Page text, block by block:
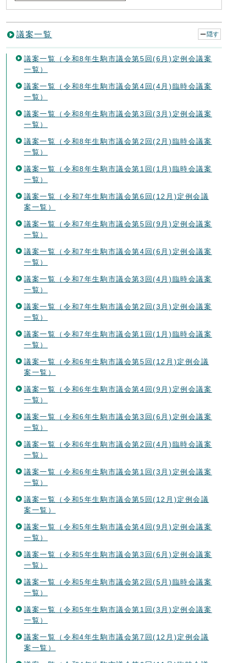
議案一覧 隠す
議案一覧（令和8年生駒市議会第5回(6月)定例会議案
一覧）
議案一覧（令和8年生駒市議会第4回(4月)臨時会議案
一覧）
議案一覧（令和8年生駒市議会第3回(3月)定例会議案
一覧）
議案一覧（令和8年生駒市議会第2回(2月)臨時会議案
一覧）
議案一覧（令和8年生駒市議会第1回(1月)臨時会議案
一覧）
議案一覧（令和7年生駒市議会第6回(12月)定例会議
案一覧）
議案一覧（令和7年生駒市議会第5回(9月)定例会議案
一覧）
議案一覧（令和7年生駒市議会第4回(6月)定例会議案
一覧）
議案一覧（令和7年生駒市議会第3回(4月)臨時会議案
一覧）
議案一覧（令和7年生駒市議会第2回(3月)定例会議案
一覧）
議案一覧（令和7年生駒市議会第1回(1月)臨時会議案
一覧）
議案一覧（令和6年生駒市議会第5回(12月)定例会議
案一覧）
議案一覧（令和6年生駒市議会第4回(9月)定例会議案
一覧）
議案一覧（令和6年生駒市議会第3回(6月)定例会議案
一覧）
議案一覧（令和6年生駒市議会第2回(4月)臨時会議案
一覧）
議案一覧（令和6年生駒市議会第1回(3月)定例会議案
一覧）
議案一覧（令和5年生駒市議会第5回(12月)定例会議
案一覧）
議案一覧（令和5年生駒市議会第4回(9月)定例会議案
一覧）
議案一覧（令和5年生駒市議会第3回(6月)定例会議案
一覧）
議案一覧（令和5年生駒市議会第2回(5月)臨時会議案
一覧）
議案一覧（令和5年生駒市議会第1回(3月)定例会議案
一覧）
議案一覧（令和4年生駒市議会第7回(12月)定例会議
案一覧）